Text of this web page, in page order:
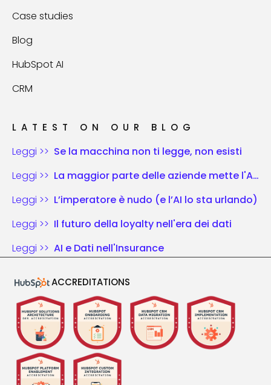
Case studies
Blog
HubSpot AI
CRM
LATEST ON OUR BLOG
Leggi >> Se la macchina non ti legge, non esisti
Leggi >> La maggior parte delle aziende mette l'AI nel vecchio schema di gioco. Chi vince riscrive le regole.
Leggi >> L’imperatore è nudo (e l’AI lo sta urlando)
Leggi >> Il futuro della loyalty nell'era dei dati
Leggi >> AI e Dati nell'Insurance
ACCREDITATIONS